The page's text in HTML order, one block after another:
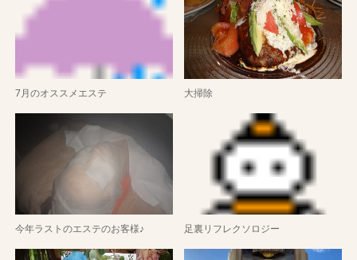
7月のオススメエステ 大掃除
今年ラストのエステのお客様♪ 足裏リフレクソロジー